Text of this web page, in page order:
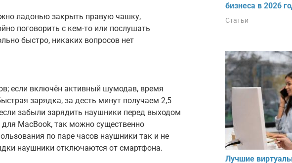
ладонью закрыть правую чашку,
поговорить с кем-то или послушать
быстро, никаких вопросов нет
если включён активный шумодав, время
зарядка, за десть минут получаем 2,5
забыли зарядить наушники перед выходом
MacBook, так можно существенно
по паре часов наушники так и не
наушники отключаются от смартфона.
бизнеса в 2026
Статьи
Лучшие